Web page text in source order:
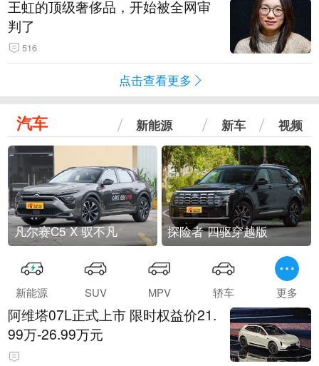
王虹的顶级奢侈品，开始被全网审
判了
516
点击查看更多
汽车 新能源 新车 视频
凡尔赛C5 X 驭不凡 探险者 四驱穿越版
新能源 SUV MPV 轿车 更多
阿维塔07L正式上市 限时权益价21.
99万-26.99万元